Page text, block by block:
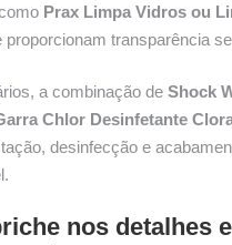
Prax Limpa Vidros ou
proporcionam transparência
a combinação de Shock
Chlor Desinfetante
desinfecção e
nos detalhes e